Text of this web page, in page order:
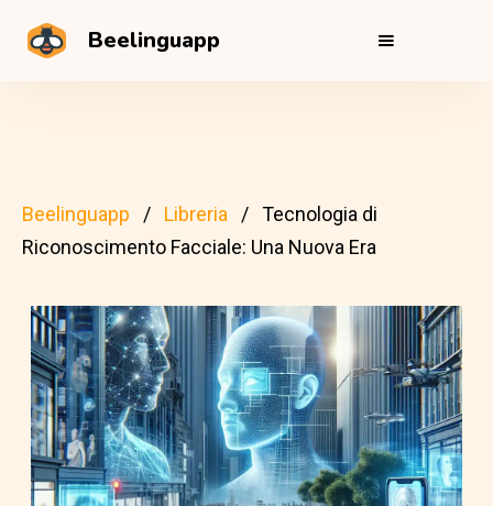
Beelinguapp
Beelinguapp Libreria
Tecnologia di
Riconoscimento Facciale: Una Nuova Era